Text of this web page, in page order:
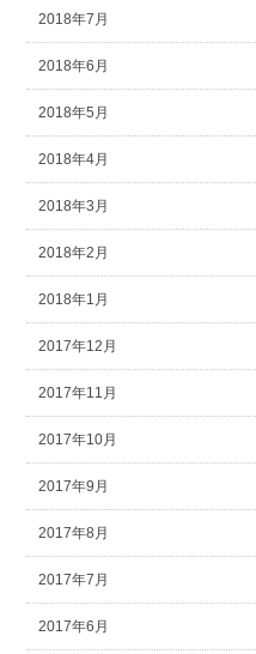
2018年7月
2018年6月
2018年5月
2018年4月
2018年3月
2018年2月
2018年1月
2017年12月
2017年11月
2017年10月
2017年9月
2017年8月
2017年7月
2017年6月